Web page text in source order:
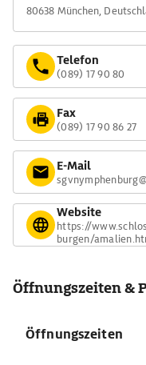
80638 München,
Telefon
(089) 17 90 80
Fax
(089) 17 90 86 27
E-Mail
Website
https://
burgen/
Öffnungszeiten &
Öffnungszeiten